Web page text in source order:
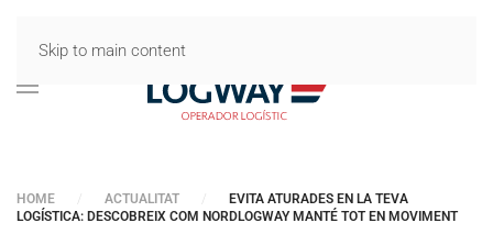
Skip to main content
HOME ACTUALITAT
EVITA ATURADES EN LA TEVA
LOGÍSTICA: DESCOBREIX COM NORDLOGWAY MANTÉ TOT EN MOVIMENT